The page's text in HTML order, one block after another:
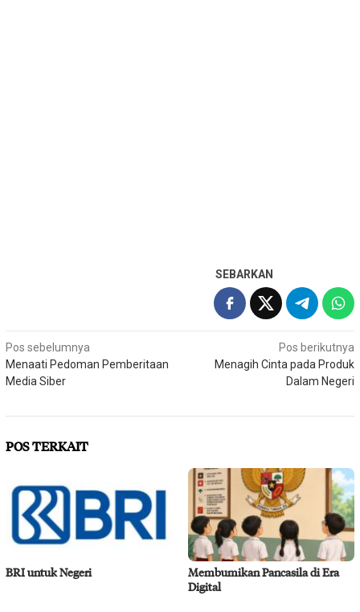
SEBARKAN
Navigasi
pos
Pos sebelumnya
Menaati Pedoman Pemberitaan
Media Siber
Pos berikutnya
Menagih Cinta pada Produk
Dalam Negeri
POS TERKAIT
BRI untuk Negeri
Membumikan Pancasila di Era
Digital